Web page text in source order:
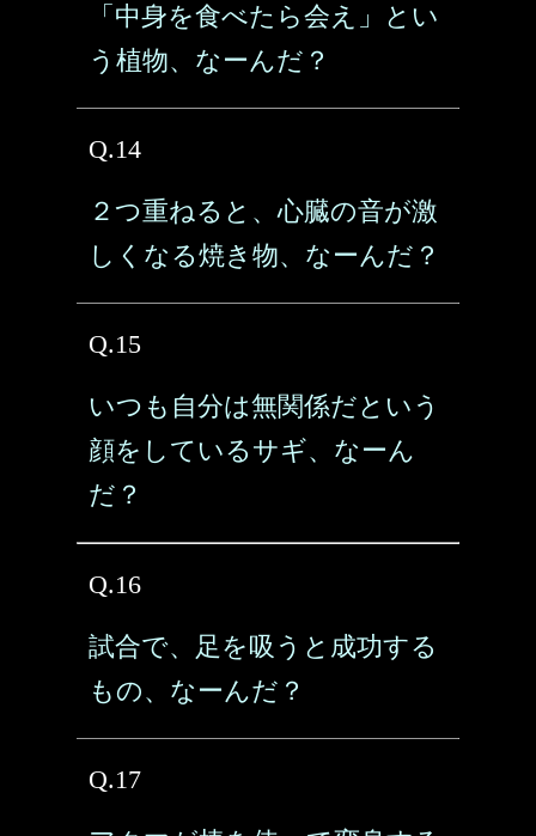
「中身を食べたら会え」とい
う植物、なーんだ？
Q.14
２つ重ねると、心臓の音が激
しくなる焼き物、なーんだ？
Q.15
いつも自分は無関係だという
顔をしているサギ、なーん
だ？
Q.16
試合で、足を吸うと成功する
もの、なーんだ？
Q.17